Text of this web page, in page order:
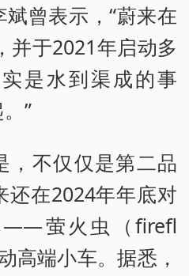
曾表示，“蔚来在
并于2021年启动多
是水到渠成的事
”
，不仅仅是第二品
还在2024年年底对
——萤火虫（firefl
高端小车。据悉，